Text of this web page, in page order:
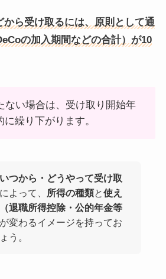
から受け取るには、原則として通
の加入期間などの合計）が10
ない場合は、受け取り開始年
に繰り下がります。
いつから・どうやって受け取
によって、 所得の種類と使え
退職所得控除・公的年金等
が変わるイメージを持ってお
う。